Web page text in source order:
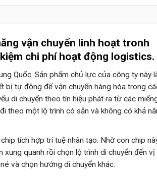
vận chuyển linh hoạt tronh
chi phí hoạt động logistics.
Quốc. Sản phẩm chủ lực của công ty này
bị tự động để vận chuyển hàng hóa trong
di chuyển theo tín hiệu phát ra từ các
theo một lộ trình có sẵn và không có khả
tích hợp trí tuệ nhân tạo. Nhờ con chip
xung quanh rồi chọn lộ trình di chuyển đến vị
và chọn hướng di chuyển khác.